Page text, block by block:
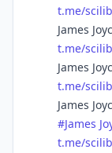
t.me/
James
t.me/
James
t.me/
James
#James
t.me/